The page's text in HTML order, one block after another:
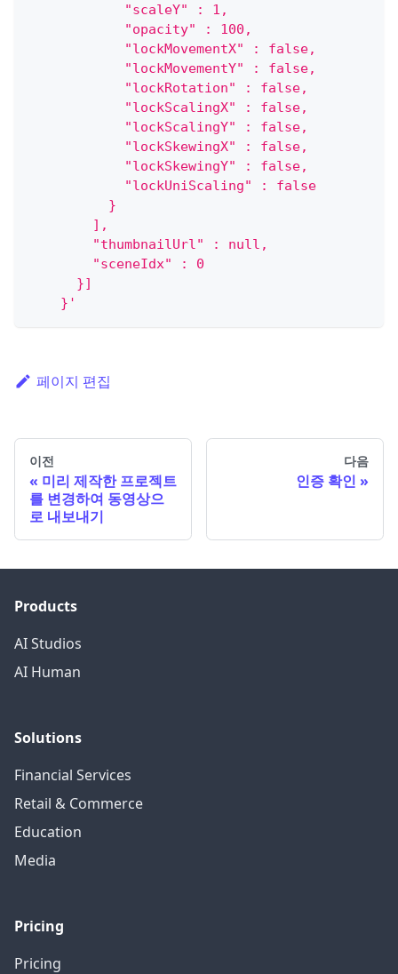
            "scaleY" : 1,
            "opacity" : 100,
            "lockMovementX" : false,
            "lockMovementY" : false,
            "lockRotation" : false,
            "lockScalingX" : false,
            "lockScalingY" : false,
            "lockSkewingX" : false,
            "lockSkewingY" : false,
            "lockUniScaling" : false
          }
        ],
        "thumbnailUrl" : null,
        "sceneIdx" : 0
      }]
    }'
페이지 편집
이전
미리 제작한 프로젝트
를 변경하여 동영상으
로 내보내기
다음
인증 확인
Products
AI Studios
AI Human
Solutions
Financial Services
Retail & Commerce
Education
Media
Pricing
Pricing